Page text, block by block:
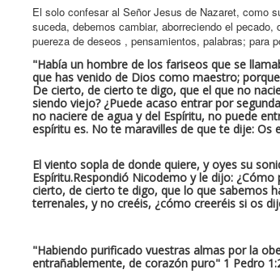
El solo confesar al Señor Jesus de Nazaret, como
suceda, debemos cambiar, aborreciendo el
puereza de deseos , pensamientos, palabras; para
"Había un hombre de los fariseos que se
que has venido de Dios como maestro;
De cierto, de cierto te digo, que el que no
siendo viejo? ¿Puede acaso entrar por
no naciere de agua y del Espíritu, no puede
espíritu es. No te maravilles de que te dije: Os
El viento sopla de donde quiere, y oyes su
Espíritu.Respondió Nicodemo y le dijo:
cierto, de cierto te digo, que lo que sabemos
terrenales, y no creéis, ¿cómo creeréis si os
"Habiendo purificado vuestras almas por la
entrañablemente, de corazón puro" 1 Pedro